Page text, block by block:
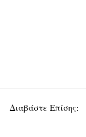
Διαβάστε Επίσης: